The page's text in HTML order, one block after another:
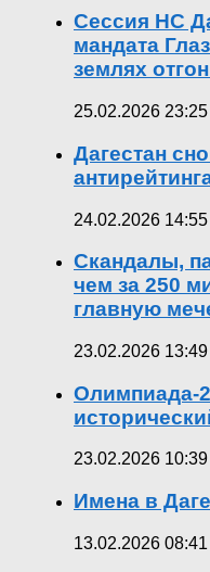
Сессия НС
мандата
землях
25.02.2026 23:25
Дагестан
24.02.2026 14:55
Скандалы,
чем за 250
главную
23.02.2026 13:49
Олимпиада-
23.02.2026 10:39
Имена в
13.02.2026 08:41